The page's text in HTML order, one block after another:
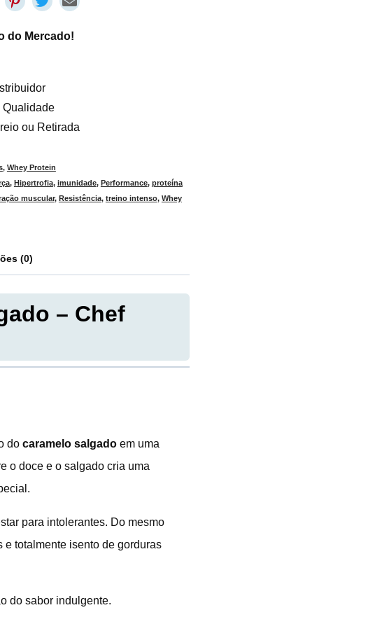
do Mercado!
Qualidade
ou Retirada
, Whey Protein
, Hipertrofia, imunidade, Performance, proteína
muscular, Resistência, treino intenso, Whey
(0)
– Chef
do caramelo salgado em uma
o doce e o salgado cria uma
para intolerantes. Do mesmo
e totalmente isento de gorduras
do sabor indulgente.